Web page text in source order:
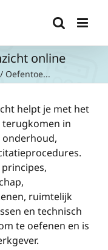
online
/ Oefentoe...
helpt je met het
terugkomen in
ruimtelijk
en technisch
te oefenen en is